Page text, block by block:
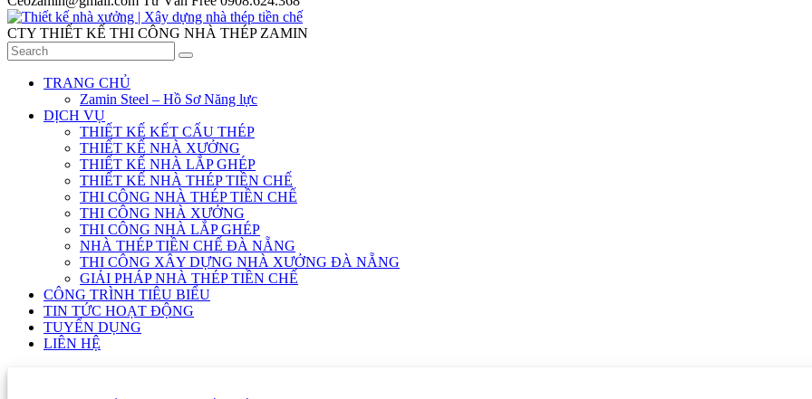
CTY THIẾT KẾ THI CÔNG NHÀ THÉP ZAMIN
TRANG CHỦ
Zamin Steel – Hồ Sơ Năng lực
DỊCH VỤ
THIẾT KẾ KẾT CẤU THÉP
THIẾT KẾ NHÀ XƯỞNG
THIẾT KẾ NHÀ LẮP GHÉP
THIẾT KẾ NHÀ THÉP TIỀN CHẾ
THI CÔNG NHÀ THÉP TIỀN CHẾ
THI CÔNG NHÀ XƯỞNG
THI CÔNG NHÀ LẮP GHÉP
NHÀ THÉP TIỀN CHẾ ĐÀ NẴNG
THI CÔNG XÂY DỰNG NHÀ XƯỞNG ĐÀ NẴNG
GIẢI PHÁP NHÀ THÉP TIỀN CHẾ
CÔNG TRÌNH TIÊU BIỂU
TIN TỨC HOẠT ĐỘNG
TUYỂN DỤNG
LIÊN HỆ